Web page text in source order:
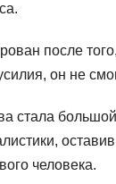
после
он не
стала
человека.